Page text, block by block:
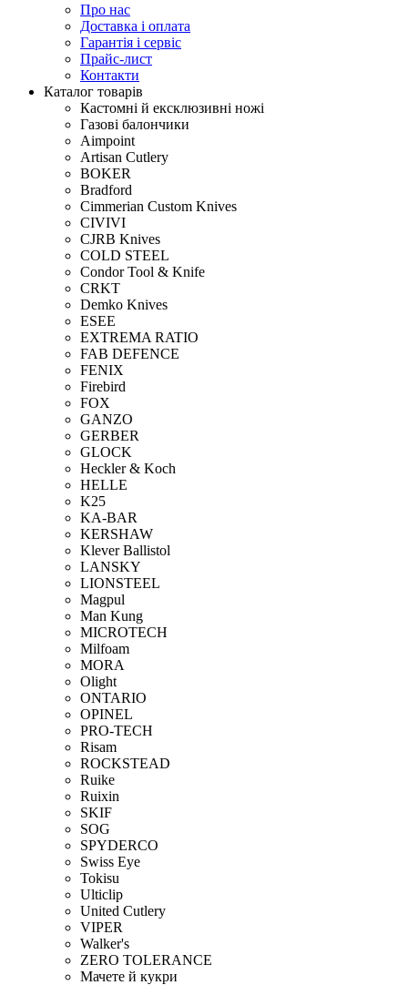
Про нас
Доставка і оплата
Гарантія і сервіс
Прайс-лист
Контакти
Каталог товарів
Кастомні й ексклюзивні ножі
Газові балончики
Aimpoint
Artisan Cutlery
BOKER
Bradford
Cimmerian Custom Knives
CIVIVI
CJRB Knives
COLD STEEL
Condor Tool & Knife
CRKT
Demko Knives
ESEE
EXTREMA RATIO
FAB DEFENCE
FENIX
Firebird
FOX
GANZO
GERBER
GLOCK
Heckler & Koch
HELLE
K25
KA-BAR
KERSHAW
Klever Ballistol
LANSKY
LIONSTEEL
Magpul
Man Kung
MICROTECH
Milfoam
MORA
Olight
ONTARIO
OPINEL
PRO-TECH
Risam
ROCKSTEAD
Ruike
Ruixin
SKIF
SOG
SPYDERCO
Swiss Eye
Tokisu
Ulticlip
United Cutlery
VIPER
Walker's
ZERO TOLERANCE
Мачете й кукри